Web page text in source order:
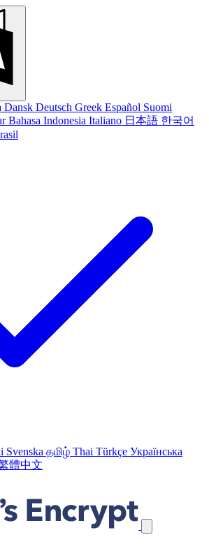
Dansk Deutsch Greek Español Suomi
Bahasa Indonesia Italiano 日本語 한국어
Svenska தமிழ் Thai Türkçe Українська
體中文
ссылки